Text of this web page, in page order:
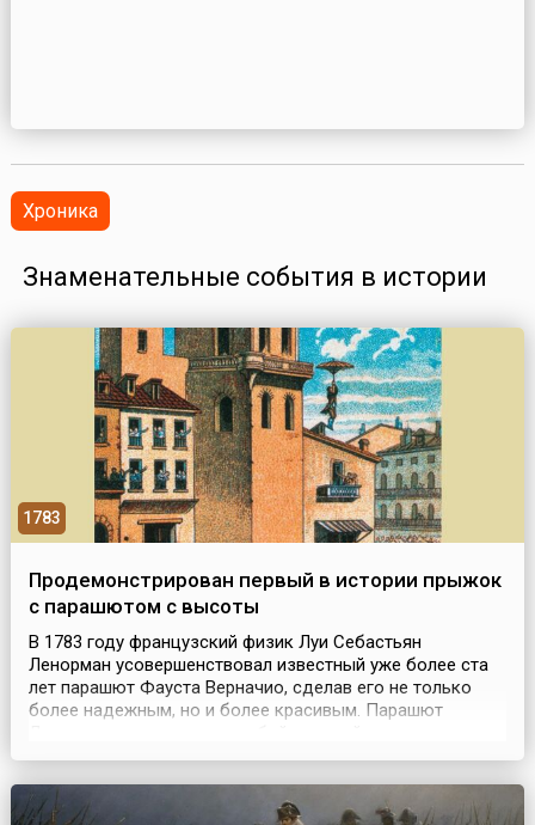
Хроника
Знаменательные события в истории
1783
Продемонстрирован первый в истории прыжок
с парашютом с высоты
В 1783 году французский физик Луи Себастьян
Ленорман усовершенствовал известный уже более ста
лет парашют Фауста Верначио, сделав его не только
более надежным, но и более красивым. Парашют
конусообразный купол, сшитый из полотна и для
бумагой, со спускающимися от периметра стропами,